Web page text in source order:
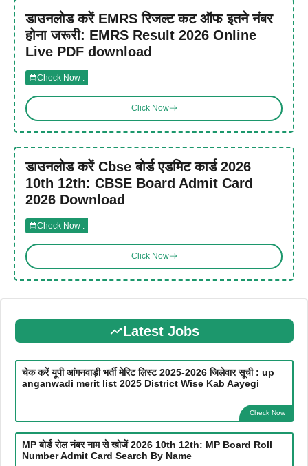
डाउनलोड करें EMRS रिजल्ट कट ऑफ इतने नंबर
होना जरूरी: EMRS Result 2026 Online
Live PDF download
Check Now :
Click Now
डाउनलोड करें Cbse बोर्ड एडमिट कार्ड 2026
10th 12th: CBSE Board Admit Card
2026 Download
Check Now :
Click Now
Latest Jobs
चेक करें यूपी आंगनवाड़ी भर्ती मेरिट लिस्ट 2025-2026 जिलेवार सूची : up
anganwadi merit list 2025 District Wise Kab Aayegi
Check Now
MP बोर्ड रोल नंबर नाम से खोजें 2026 10th 12th: MP Board Roll
Number Admit Card Search By Name